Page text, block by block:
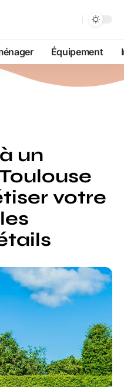
Équipement
un
votre